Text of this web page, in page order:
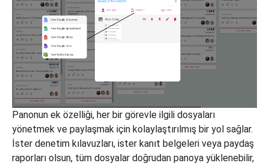
Panonun ek özelliği, her bir görevle ilgili dosyaları
yönetmek ve paylaşmak için kolaylaştırılmış bir yol sağlar.
İster denetim kılavuzları, ister kanıt belgeleri veya paydaş
raporları olsun, tüm dosyalar doğrudan panoya yüklenebilir,